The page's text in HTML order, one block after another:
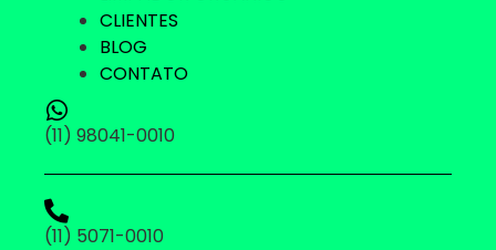
CLIENTES
BLOG
CONTATO
(11) 98041-0010
(11) 5071-0010